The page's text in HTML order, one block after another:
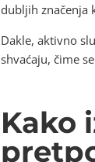
dubljih značenja
Dakle, aktivno
shvaćaju, čime
Kako